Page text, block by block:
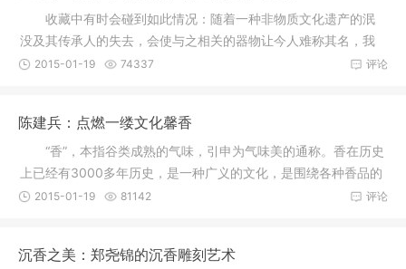
收藏中有时会碰到如此情况：随着一种非物质文化遗产的泯
没及其传承人的失去，会使与之相关的器物让今人难称其名，我
曾遇到过
评论
2015-01-19 74337
陈建兵：点燃一缕文化馨香
“香”，本指谷类成熟的气味，引申为气味美的通称。香在历史
上已经有3000多年历史，是一种广义的文化，是围绕各种香品的
制作
评论
2015-01-19 81142
沉香之美：郑尧锦的沉香雕刻艺术